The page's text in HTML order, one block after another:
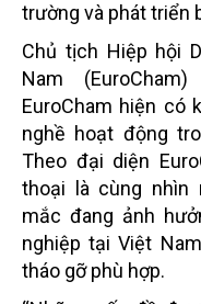
trường và phát triển
Chủ tịch Hiệp hội
Nam
EuroCham hiện có
nghề hoạt động
Theo đại diện
thoại là cùng nhìn
mắc đang ảnh
nghiệp tại Việt
tháo gỡ phù hợp.